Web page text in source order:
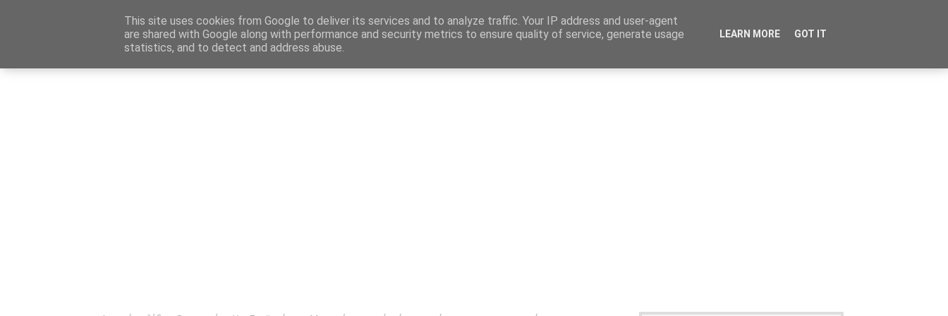
Καταχώρηση Αγγελίας Επικοινωνία Site Map
Ενημέρωση Αγγελίες Εργασίας
This site uses cookies from Google to deliver its services and to analyze traffic. Your IP address and user-agent
are shared with Google along with performance and security metrics to ensure quality of service, generate usage
statistics, and to detect and address abuse.
LEARN MORE GOT IT